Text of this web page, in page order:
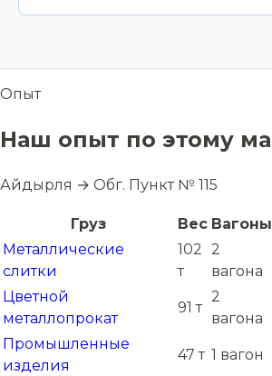
Опыт
Наш опыт по этому
Айдырля → Обг. Пункт № 115
Груз Вес Вагоны
Металлические
слитки
102
т
2
вагона
Цветной
металлопрокат
91 т
2
вагона
Промышленные
изделия
47 т 1 вагон